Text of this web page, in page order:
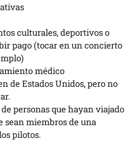
culturales, deportivos o
pago (tocar en un concierto
médico
de Estados Unidos, pero no
personas que hayan viajado
sean miembros de una
pilotos.